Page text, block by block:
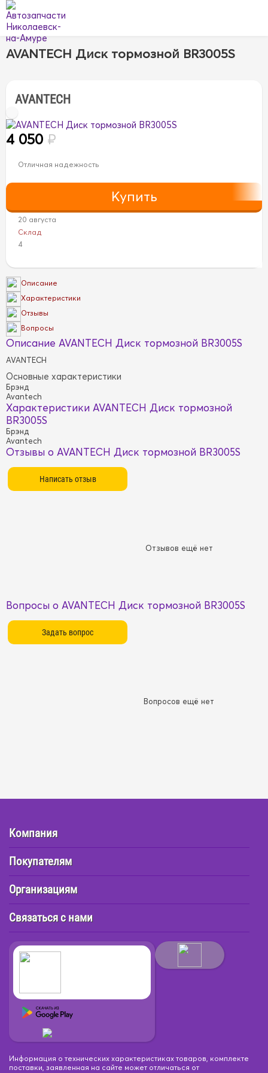
AVANTECH Диск тормозной BR3005S
AVANTECH
4 050 ₽
Отличная надежность
20 августа
Склад
4
Описание
Характеристики
Отзывы
Вопросы
Описание AVANTECH Диск тормозной BR3005S
AVANTECH
Основные характеристики
Брэнд
Avantech
Характеристики AVANTECH Диск тормозной
BR3005S
Брэнд
Avantech
Отзывы о AVANTECH Диск тормозной BR3005S
Отзывов ещё нет
Вопросы о AVANTECH Диск тормозной BR3005S
Вопросов ещё нет
Компания
Покупателям
Организациям
Связаться с нами
Информация о технических характеристиках товаров, комплекте
поставки, заявленная на сайте может отличаться от